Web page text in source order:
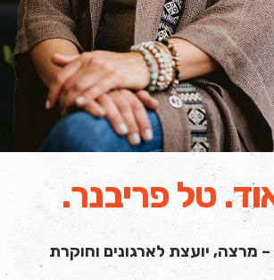
טל פריבנר.
מרצה, יועצת לארגונים וחוקרת